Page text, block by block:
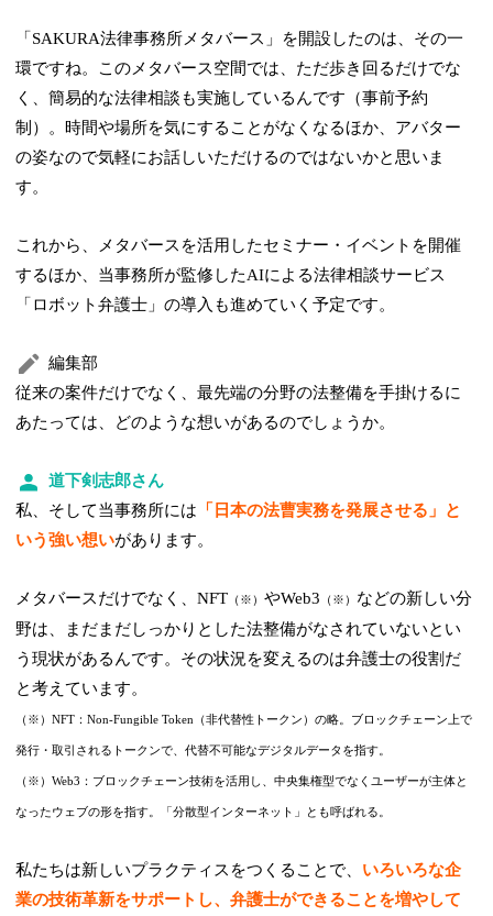
「SAKURA法律事務所メタバース」を開設したのは、その一
環ですね。このメタバース空間では、ただ歩き回るだけでな
く、簡易的な法律相談も実施しているんです（事前予約
制）。時間や場所を気にすることがなくなるほか、アバター
の姿なので気軽にお話しいただけるのではないかと思いま
す。
これから、メタバースを活用したセミナー・イベントを開催
するほか、当事務所が監修したAIによる法律相談サービス
「ロボット弁護士」の導入も進めていく予定です。
編集部
従来の案件だけでなく、最先端の分野の法整備を手掛けるに
あたっては、どのような想いがあるのでしょうか。
道下剣志郎さん
私、そして当事務所には 「日本の法曹実務を発展させる」と
いう強い想いがあります。
メタバースだけでなく、NFT （※）やWeb3 （※） などの新しい分
野は、まだまだしっかりとした法整備がなされていないとい
う現状があるんです。その状況を変えるのは弁護士の役割だ
と考えています。
（※）NFT：Non-Fungible Token（非代替性トークン）の略。ブロックチェーン上で
発行・取引されるトークンで、代替不可能なデジタルデータを指す。
（※）Web3：ブロックチェーン技術を活用し、中央集権型でなくユーザーが主体と
なったウェブの形を指す。「分散型インターネット」とも呼ばれる。
私たちは新しいプラクティスをつくることで、 いろいろな企
業の技術革新をサポートし、弁護士ができることを増やして